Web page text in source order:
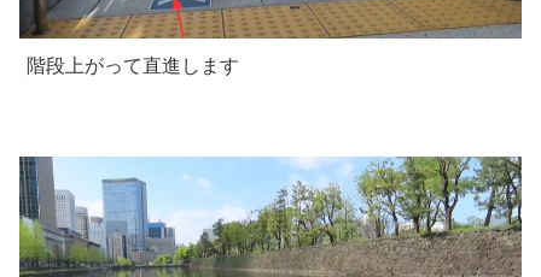
階段上がって直進します